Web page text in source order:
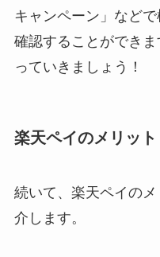
キャンペーン」など
確認することができ
っていきましょう！
楽天ペイのメリット
続いて、楽天ペイの
介します。